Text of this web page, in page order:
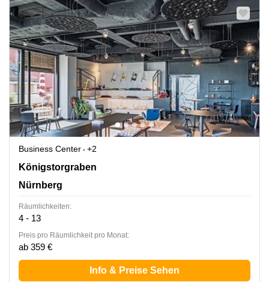
Business Center
+2
Königstorgraben 11, Nürnberg
Königstorgraben
Nürnberg
Räumlichkeiten:
4 - 13
Preis pro Räumlichkeit pro Monat:
ab 359 €
Info & Preise Sehen